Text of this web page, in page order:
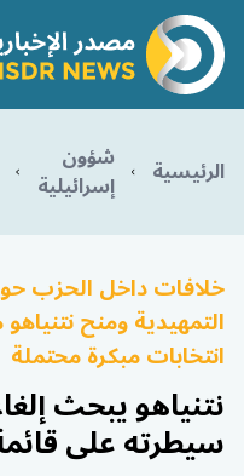
الرئيسية شؤون
إسرائيلية
خلافات داخل الحزب
التمهيدية ومنح
انتخابات مبكرة محتملة
نتنياهو يبحث
سيطرته على قائمة